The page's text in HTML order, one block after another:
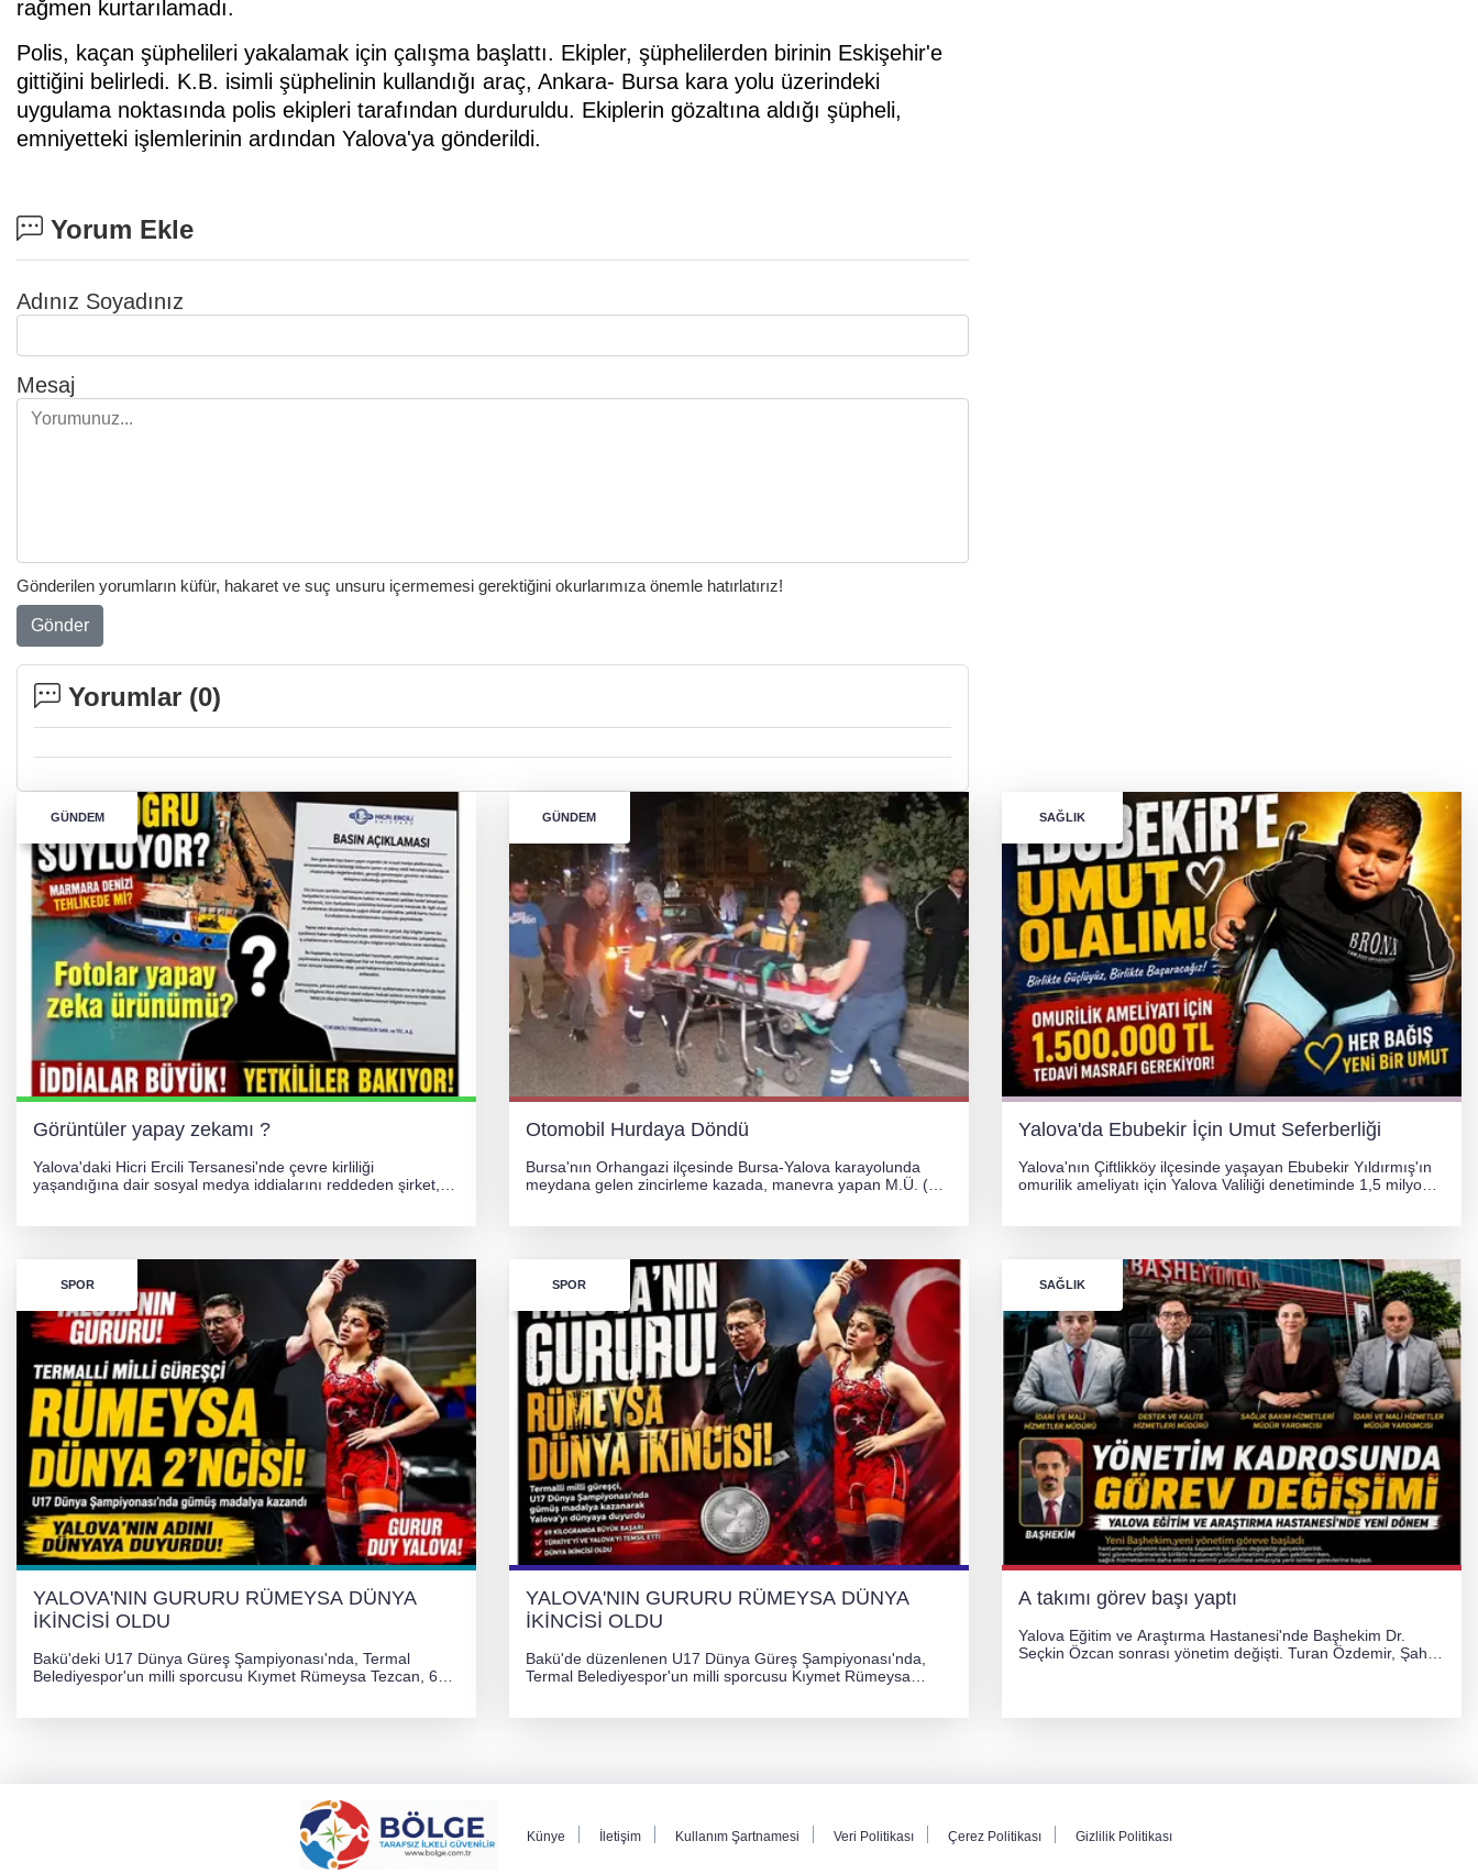
rağmen kurtarılamadı.
Polis, kaçan şüphelileri yakalamak için çalışma başlattı. Ekipler, şüphelilerden birinin Eskişehir'e
gittiğini belirledi. K.B. isimli şüphelinin kullandığı araç, Ankara- Bursa kara yolu üzerindeki
uygulama noktasında polis ekipleri tarafından durduruldu. Ekiplerin gözaltına aldığı şüpheli,
emniyetteki işlemlerinin ardından Yalova'ya gönderildi.
Yorum Ekle
Adınız Soyadınız
Mesaj
Gönderilen yorumların küfür, hakaret ve suç unsuru içermemesi gerektiğini okurlarımıza önemle hatırlatırız!
Gönder
Yorumlar (0)
GÜNDEM
Görüntüler yapay zekamı ?
Yalova'daki Hicri Ercili Tersanesi'nde çevre kirliliği
yaşandığına dair sosyal medya iddialarını reddeden şirket,
GÜNDEM
Otomobil Hurdaya Döndü
Bursa'nın Orhangazi ilçesinde Bursa-Yalova karayolunda
meydana gelen zincirleme kazada, manevra yapan M.Ü. (35)
SAĞLIK
Yalova'da Ebubekir İçin Umut Seferberliği
Yalova'nın Çiftlikköy ilçesinde yaşayan Ebubekir Yıldırmış'ın
omurilik ameliyatı için Yalova Valiliği denetiminde 1,5 milyon
SPOR
YALOVA'NIN GURURU RÜMEYSA DÜNYA
İKİNCİSİ OLDU
Bakü'deki U17 Dünya Güreş Şampiyonası'nda, Termal
Belediyespor'un milli sporcusu Kıymet Rümeysa Tezcan, 69
SPOR
YALOVA'NIN GURURU RÜMEYSA DÜNYA
İKİNCİSİ OLDU
Bakü'de düzenlenen U17 Dünya Güreş Şampiyonası'nda,
Termal Belediyespor'un milli sporcusu Kıymet Rümeysa
SAĞLIK
A takımı görev başı yaptı
Yalova Eğitim ve Araştırma Hastanesi'nde Başhekim Dr.
Seçkin Özcan sonrası yönetim değişti. Turan Özdemir, Şahin
Künye İletişim Kullanım Şartnamesi Veri Politikası Çerez Politikası Gizlilik Politikası